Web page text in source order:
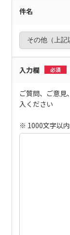
件名
入力欄 必須
ご質問、ご意見
入ください
※ 1000文字以内